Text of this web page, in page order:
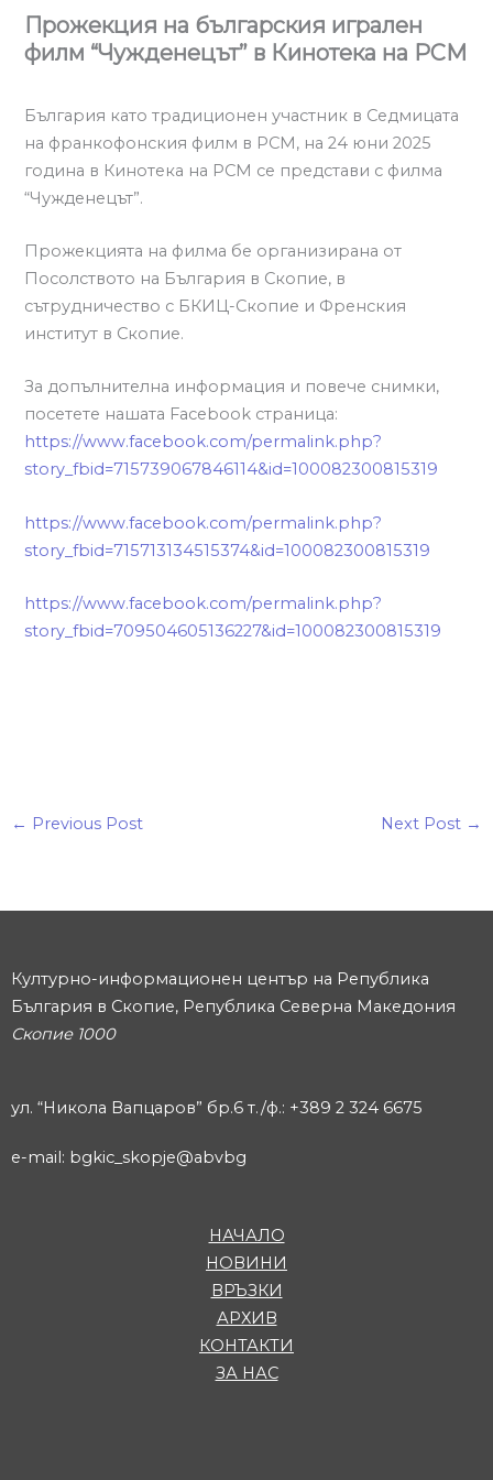
Прожекция на българския игрален
филм “Чужденецът” в Кинотека на РСМ
България като традиционен участник в Седмицата
на франкофонския филм в РСМ, на 24 юни 2025
година в Кинотека на РСМ се представи с филма
“Чужденецът”.
Прожекцията на филма бе организирана от
Посолството на България в Скопие, в
сътрудничество с БКИЦ-Скопие и Френския
институт в Скопие.
За допълнителна информация и повече снимки,
посетете нашата Facebook страница:
https://www.facebook.com/permalink.php?
story_fbid=715739067846114&id=100082300815319
https://www.facebook.com/permalink.php?
story_fbid=715713134515374&id=100082300815319
https://www.facebook.com/permalink.php?
story_fbid=709504605136227&id=100082300815319
← Previous Post Next Post →
Културно-информационен център на Република
България в Скопие, Република Северна Македония
Скопие 1000
ул. “Никола Вапцаров” бр.6 т./ф.: +389 2 324 6675
e-mail: bgkic_skopje@abvbg
НАЧАЛО
НОВИНИ
ВРЪЗКИ
АРХИВ
КОНТАКТИ
ЗА НАС